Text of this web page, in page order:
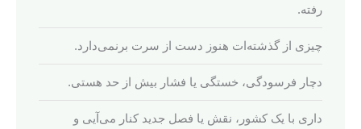
رفته.
چیزی از گذشته‌ات هنوز دست از سرت برنمی‌دارد.
دچار فرسودگی، خستگی یا فشار بیش از حد هستی.
داری با یک کشور، نقش یا فصل جدید کنار می‌آیی و